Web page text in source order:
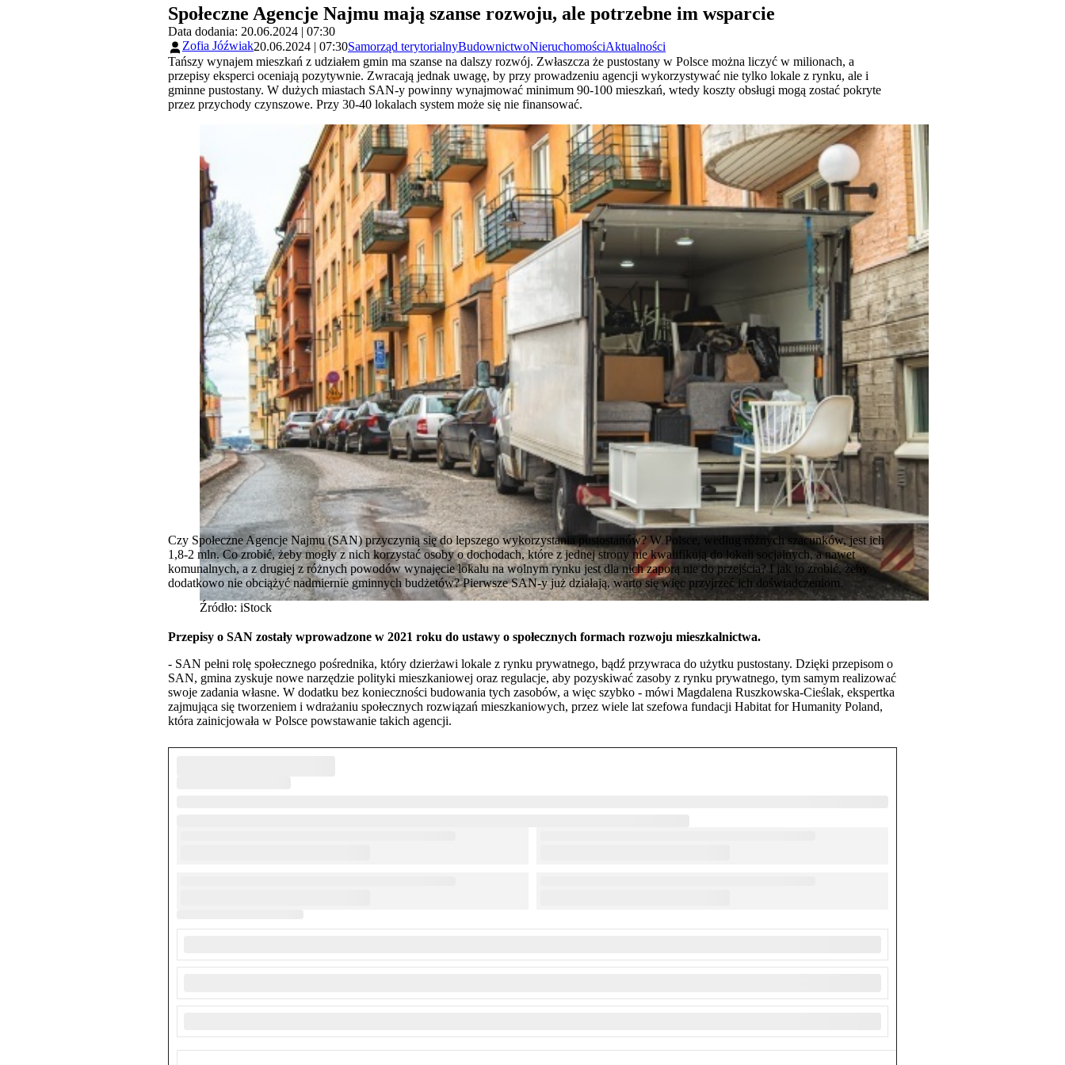
Społeczne Agencje Najmu mają szanse rozwoju, ale potrzebne im wsparcie
Data dodania: 20.06.2024 | 07:30
Zofia Jóźwiak20.06.2024 | 07:30Samorząd terytorialnyBudownictwoNieruchomościAktualności
Tańszy wynajem mieszkań z udziałem gmin ma szanse na dalszy rozwój. Zwłaszcza że pustostany w Polsce można liczyć w milionach, a
przepisy eksperci oceniają pozytywnie. Zwracają jednak uwagę, by przy prowadzeniu agencji wykorzystywać nie tylko lokale z rynku, ale i
gminne pustostany. W dużych miastach SAN-y powinny wynajmować minimum 90-100 mieszkań, wtedy koszty obsługi mogą zostać pokryte
przez przychody czynszowe. Przy 30-40 lokalach system może się nie finansować.
Źródło: iStock
Czy Społeczne Agencje Najmu (SAN) przyczynią się do lepszego wykorzystania pustostanów? W Polsce, według różnych szacunków, jest ich
1,8-2 mln. Co zrobić, żeby mogły z nich korzystać osoby o dochodach, które z jednej strony nie kwalifikują do lokali socjalnych, a nawet
komunalnych, a z drugiej z różnych powodów wynajęcie lokalu na wolnym rynku jest dla nich zaporą nie do przejścia? I jak to zrobić, żeby
dodatkowo nie obciążyć nadmiernie gminnych budżetów? Pierwsze SAN-y już działają, warto się więc przyjrzeć ich doświadczeniom.
Przepisy o SAN zostały wprowadzone w 2021 roku do ustawy o społecznych formach rozwoju mieszkalnictwa.
- SAN pełni rolę społecznego pośrednika, który dzierżawi lokale z rynku prywatnego, bądź przywraca do użytku pustostany. Dzięki przepisom o
SAN, gmina zyskuje nowe narzędzie polityki mieszkaniowej oraz regulacje, aby pozyskiwać zasoby z rynku prywatnego, tym samym realizować
swoje zadania własne. W dodatku bez konieczności budowania tych zasobów, a więc szybko - mówi Magdalena Ruszkowska-Cieślak, ekspertka
zajmująca się tworzeniem i wdrażaniu społecznych rozwiązań mieszkaniowych, przez wiele lat szefowa fundacji Habitat for Humanity Poland,
która zainicjowała w Polsce powstawanie takich agencji.